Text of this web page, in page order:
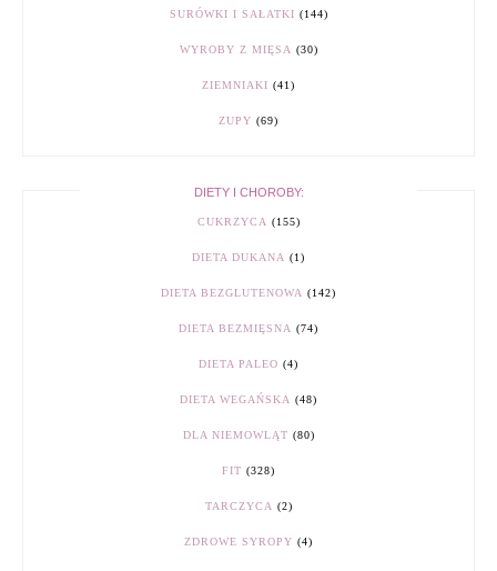
SURÓWKI I SAŁATKI (144)
WYROBY Z MIĘSA (30)
ZIEMNIAKI (41)
ZUPY (69)
DIETY I CHOROBY:
CUKRZYCA (155)
DIETA DUKANA (1)
DIETA BEZGLUTENOWA (142)
DIETA BEZMIĘSNA (74)
DIETA PALEO (4)
DIETA WEGAŃSKA (48)
DLA NIEMOWLĄT (80)
FIT (328)
TARCZYCA (2)
ZDROWE SYROPY (4)